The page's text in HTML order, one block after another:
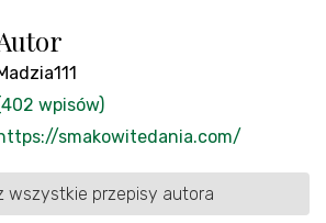
wpisów)
smakowitedania.com/
wszystkie przepisy autora